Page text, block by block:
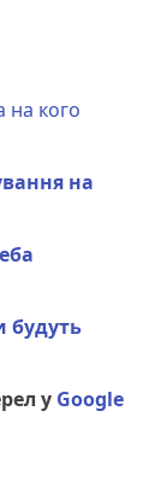
на кого
на
будуть
у Google